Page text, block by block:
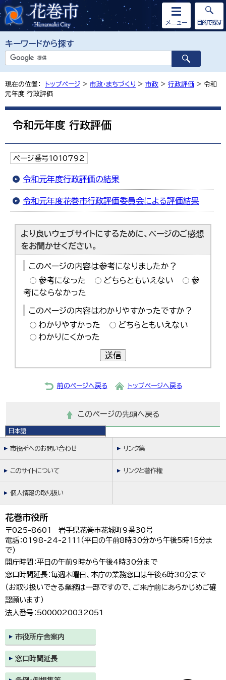
キーワードから探す
メニュー
日本語
English
한국어
简体中文
目的で探す
現在の位置： トップページ > 市政・まちづくり > 市政 > 行政評価 > 令和
元年度 行政評価
令和元年度 行政評価
ページ番号1010792
令和元年度行政評価の結果
令和元年度花巻市行政評価委員会による評価結果
より良いウェブサイトにするために、ページのご感想
をお聞かせください。
このページの内容は参考になりましたか？
参考になった
どちらともいえない
参
考にならなかった
このページの内容はわかりやすかったですか？
わかりやすかった
どちらともいえない
わかりにくかった
送信
前のページへ戻る トップページへ戻る
このページの先頭へ戻る
市役所へのお問い合わせ リンク集
このサイトについて リンクと著作権
個人情報の取り扱い
花巻市役所
〒025-8601 岩手県花巻市花城町9番30号
電話：0198-24-2111（平日の午前8時30分から午後5時15分ま
で）
開庁時間：平日の午前9時から午後4時30分まで
窓口時間延長：毎週木曜日、本庁の業務窓口は午後6時30分まで
（お取り扱いできる業務は一部ですので、ご来庁前にあらかじめご確
認願います）
法人番号：5000020032051
市役所庁舎案内
窓口時間延長